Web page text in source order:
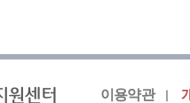
이용약관